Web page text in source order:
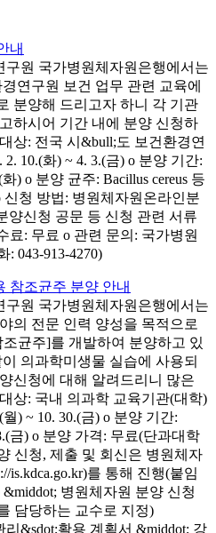
내
구원 국가병원체자원은행에서는
연구원 보건 업무 관련 교육에
분양해 드리고자 하니 각 기관
하시어 기간 내에 분양 신청하
상: 전국 시&bull;도 보건환경연
10.(화) ~ 4. 3.(금) o 분양 기간:
) o 분양 균주: Bacillus cereus 등
신청 방법: 병원체자원온라인분
양신청 공문 등 신청 관련 서류
료: 무료 o 관련 문의: 국가병원
: 043-913-4270)
참조균주 분양 안내
구원 국가병원체자원은행에서는
의 전문 인력 양성을 목적으로
균주]를 개발하여 분양하고 있
의과학미생물 실습에 사용되
신청에 대해 알려드리니 많은
상: 국내 의과학 교육기관(대학)
) ~ 10. 30.(금) o 분양 기간:
금) o 분양 가격: 무료(단과대학
신청, 제출 및 회신은 병원체자
is.kdca.go.kr)를 통해 진행(붙임
병원체자원 분양 신청
담당하는 교수로 지정)
&sdot;활용 계획서 &middot; 강